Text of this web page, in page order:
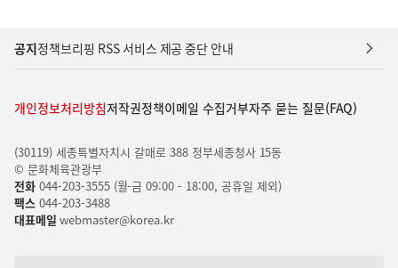
공지정책브리핑 RSS 서비스 제공 중단 안내
개인정보처리방침저작권정책이메일 수집거부자주 묻는 질문(FAQ)
(30119) 세종특별자치시 갈매로 388 정부세종청사 15동
© 문화체육관광부
전화044-203-3555 (월-금 09:00 - 18:00, 공휴일 제외)
팩스044-203-3488
대표메일 webmaster@korea.kr